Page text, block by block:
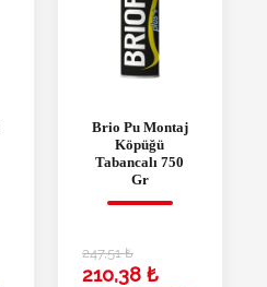
Brio Pu Montaj
Köpüğü
Tabancalı 750
Gr
247,51₺
210,38 ₺